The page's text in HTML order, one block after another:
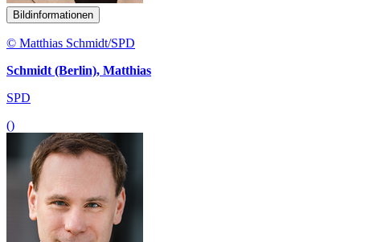
Bildinformationen
© Matthias Schmidt/SPD
Schmidt (Berlin), Matthias
SPD
()